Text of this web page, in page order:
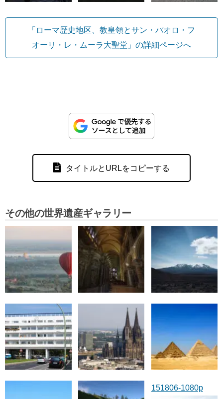
「ローマ歴史地区、教皇領とサン・パオロ・フ
オーリ・レ・ムーラ大聖堂」の詳細ページへ
タイトルとURLをコピーする
その他の世界遺産ギャラリー
151806-1080p